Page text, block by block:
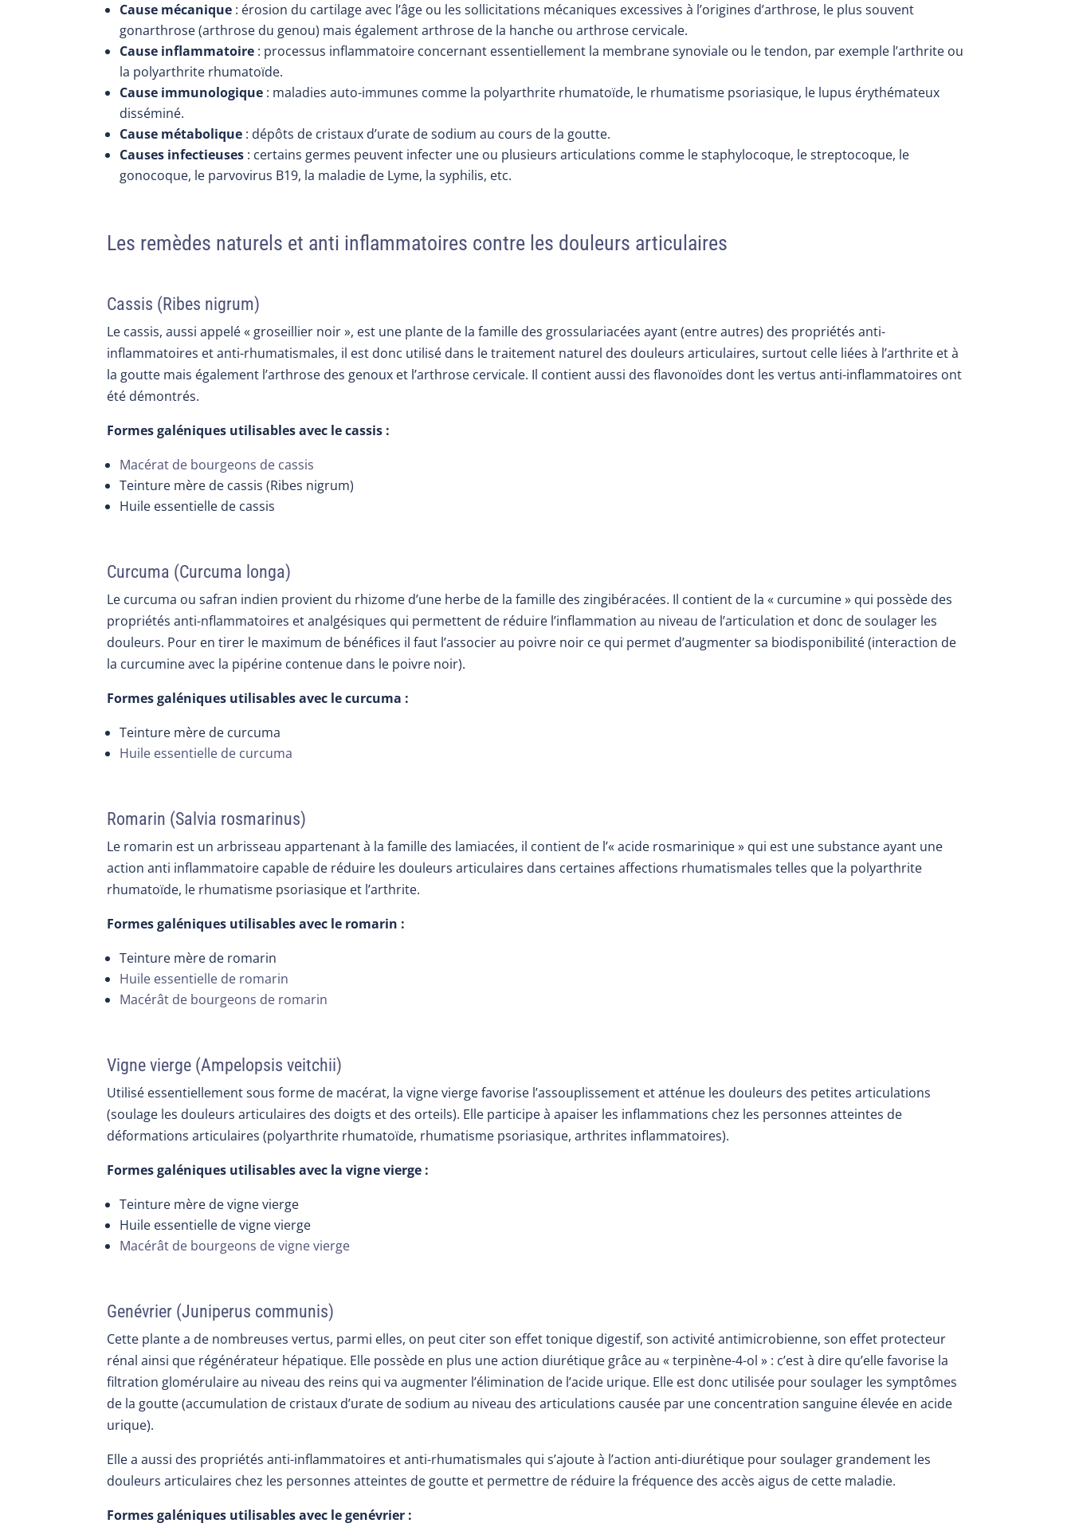
Cause mécanique : érosion du cartilage avec l’âge ou les sollicitations mécaniques excessives à l’origines d’arthrose, le plus souvent
gonarthrose (arthrose du genou) mais également arthrose de la hanche ou arthrose cervicale.
Cause inflammatoire : processus inflammatoire concernant essentiellement la membrane synoviale ou le tendon, par exemple l’arthrite ou
la polyarthrite rhumatoïde.
Cause immunologique : maladies auto-immunes comme la polyarthrite rhumatoïde, le rhumatisme psoriasique, le lupus érythémateux
disséminé.
Cause métabolique : dépôts de cristaux d’urate de sodium au cours de la goutte.
Causes infectieuses : certains germes peuvent infecter une ou plusieurs articulations comme le staphylocoque, le streptocoque, le
gonocoque, le parvovirus B19, la maladie de Lyme, la syphilis, etc.
Les remèdes naturels et anti inflammatoires contre les douleurs articulaires
Cassis (Ribes nigrum)
Le cassis, aussi appelé « groseillier noir », est une plante de la famille des grossulariacées ayant (entre autres) des propriétés anti-
inflammatoires et anti-rhumatismales, il est donc utilisé dans le traitement naturel des douleurs articulaires, surtout celle liées à l’arthrite et à
la goutte mais également l’arthrose des genoux et l’arthrose cervicale. Il contient aussi des flavonoïdes dont les vertus anti-inflammatoires ont
été démontrés.
Formes galéniques utilisables avec le cassis :
Macérat de bourgeons de cassis
Teinture mère de cassis (Ribes nigrum)
Huile essentielle de cassis
Curcuma (Curcuma longa)
Le curcuma ou safran indien provient du rhizome d’une herbe de la famille des zingibéracées. Il contient de la « curcumine » qui possède des
propriétés anti-nflammatoires et analgésiques qui permettent de réduire l’inflammation au niveau de l’articulation et donc de soulager les
douleurs. Pour en tirer le maximum de bénéfices il faut l’associer au poivre noir ce qui permet d’augmenter sa biodisponibilité (interaction de
la curcumine avec la pipérine contenue dans le poivre noir).
Formes galéniques utilisables avec le curcuma :
Teinture mère de curcuma
Huile essentielle de curcuma
Romarin (Salvia rosmarinus)
Le romarin est un arbrisseau appartenant à la famille des lamiacées, il contient de l’« acide rosmarinique » qui est une substance ayant une
action anti inflammatoire capable de réduire les douleurs articulaires dans certaines affections rhumatismales telles que la polyarthrite
rhumatoïde, le rhumatisme psoriasique et l’arthrite.
Formes galéniques utilisables avec le romarin :
Teinture mère de romarin
Huile essentielle de romarin
Macérât de bourgeons de romarin
Vigne vierge (Ampelopsis veitchii)
Utilisé essentiellement sous forme de macérat, la vigne vierge favorise l’assouplissement et atténue les douleurs des petites articulations
(soulage les douleurs articulaires des doigts et des orteils). Elle participe à apaiser les inflammations chez les personnes atteintes de
déformations articulaires (polyarthrite rhumatoïde, rhumatisme psoriasique, arthrites inflammatoires).
Formes galéniques utilisables avec la vigne vierge :
Teinture mère de vigne vierge
Huile essentielle de vigne vierge
Macérât de bourgeons de vigne vierge
Genévrier (Juniperus communis)
Cette plante a de nombreuses vertus, parmi elles, on peut citer son effet tonique digestif, son activité antimicrobienne, son effet protecteur
rénal ainsi que régénérateur hépatique. Elle possède en plus une action diurétique grâce au « terpinène-4-ol » : c’est à dire qu’elle favorise la
filtration glomérulaire au niveau des reins qui va augmenter l’élimination de l’acide urique. Elle est donc utilisée pour soulager les symptômes
de la goutte (accumulation de cristaux d’urate de sodium au niveau des articulations causée par une concentration sanguine élevée en acide
urique).
Elle a aussi des propriétés anti-inflammatoires et anti-rhumatismales qui s’ajoute à l’action anti-diurétique pour soulager grandement les
douleurs articulaires chez les personnes atteintes de goutte et permettre de réduire la fréquence des accès aigus de cette maladie.
Formes galéniques utilisables avec le genévrier :